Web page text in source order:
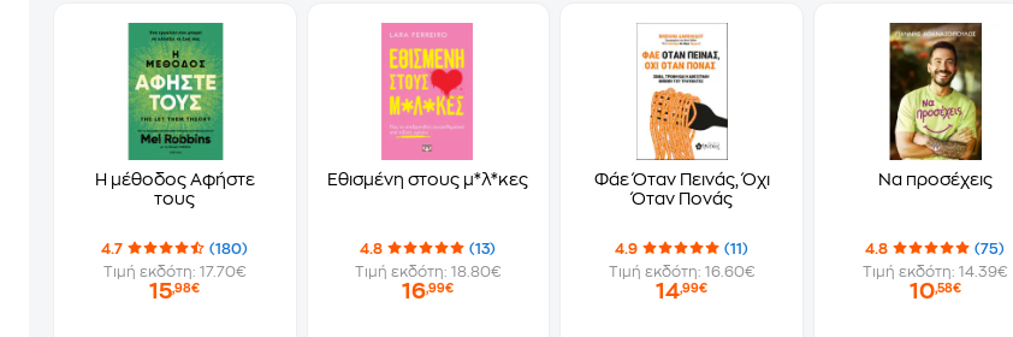
Η μέθοδος Αφήστε
τους
4.7
(180)
Τιμή εκδότη: 17.70€
15,98€
Εθισμένη στους μ*λ*κες
4.8
(13)
Τιμή εκδότη: 18.80€
16,99€
Φάε Όταν Πεινάς, Όχι
Όταν Πονάς
4.9
(11)
Τιμή εκδότη: 16.60€
14,99€
Να προσέχεις
4.8
(75)
Τιμή εκδότη: 14.39€
10,58€